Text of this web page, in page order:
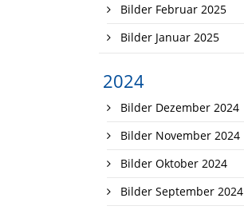
Bilder Februar 2025
Bilder Januar 2025
2024
Bilder Dezember 2024
Bilder November 2024
Bilder Oktober 2024
Bilder September 2024